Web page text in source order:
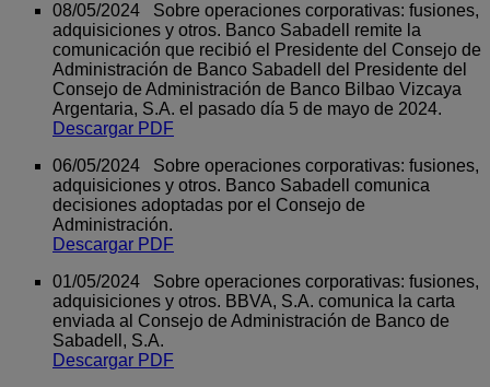
08/05/2024 Sobre operaciones corporativas: fusiones,
adquisiciones y otros. Banco Sabadell remite la
comunicación que recibió el Presidente del Consejo de
Administración de Banco Sabadell del Presidente del
Consejo de Administración de Banco Bilbao Vizcaya
Argentaria, S.A. el pasado día 5 de mayo de 2024.
Descargar PDF
06/05/2024 Sobre operaciones corporativas: fusiones,
adquisiciones y otros. Banco Sabadell comunica
decisiones adoptadas por el Consejo de
Administración.
Descargar PDF
01/05/2024 Sobre operaciones corporativas: fusiones,
adquisiciones y otros. BBVA, S.A. comunica la carta
enviada al Consejo de Administración de Banco de
Sabadell, S.A.
Descargar PDF